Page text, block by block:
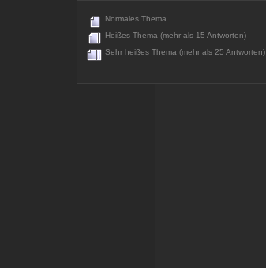
Normales Thema
Heißes Thema (mehr als 15 Antworten)
Sehr heißes Thema (mehr als 25 Antworten)